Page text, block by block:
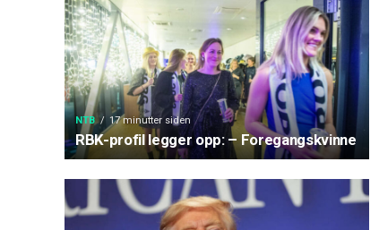
NTB 17 minutter siden
RBK-profil legger opp: – Foregangskvinne